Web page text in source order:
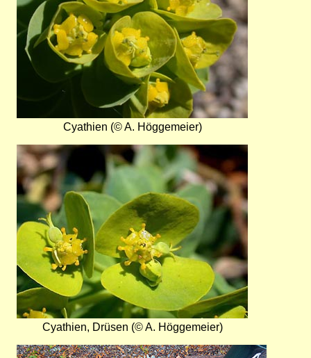
Cyathien (© A. Höggemeier)
Bild
Cyathien, Drüsen (© A. Höggemeier)
Bild